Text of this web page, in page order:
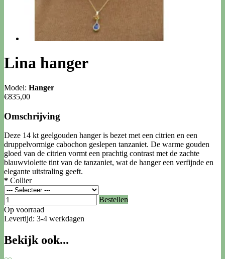
Lina hanger
Model: Hanger
€835,00
Omschrijving
Deze 14 kt geelgouden hanger is bezet met een citrien en een
druppelvormige cabochon geslepen tanzaniet. De warme gouden
gloed van de citrien vormt een prachtig contrast met de zachte
blauwviolette tint van de tanzaniet, wat de hanger een verfijnde en
elegante uitstraling geeft.
* Collier
Bestellen
Op voorraad
Levertijd: 3-4 werkdagen
Bekijk ook...